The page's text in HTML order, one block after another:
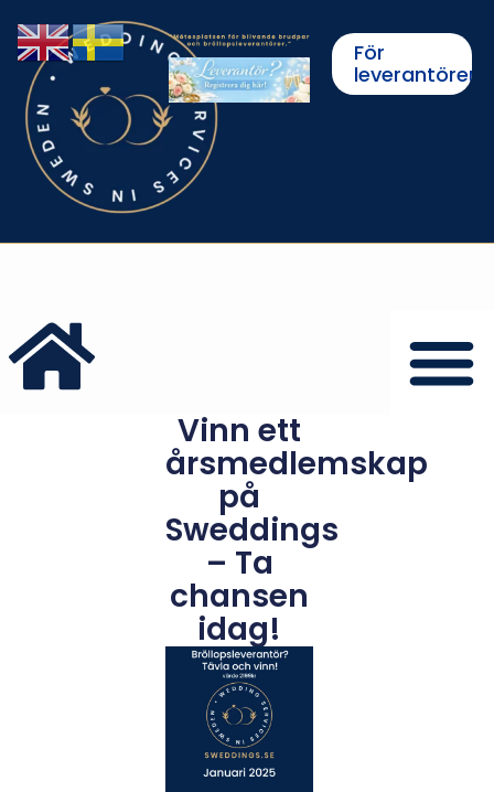
För
leverantörer
Vinn ett
årsmedlemskap
på
Sweddings
– Ta
chansen
idag!